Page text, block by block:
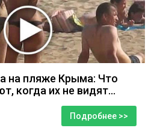
на пляже Крыма: Что
когда их не видят...
Подробнее >>